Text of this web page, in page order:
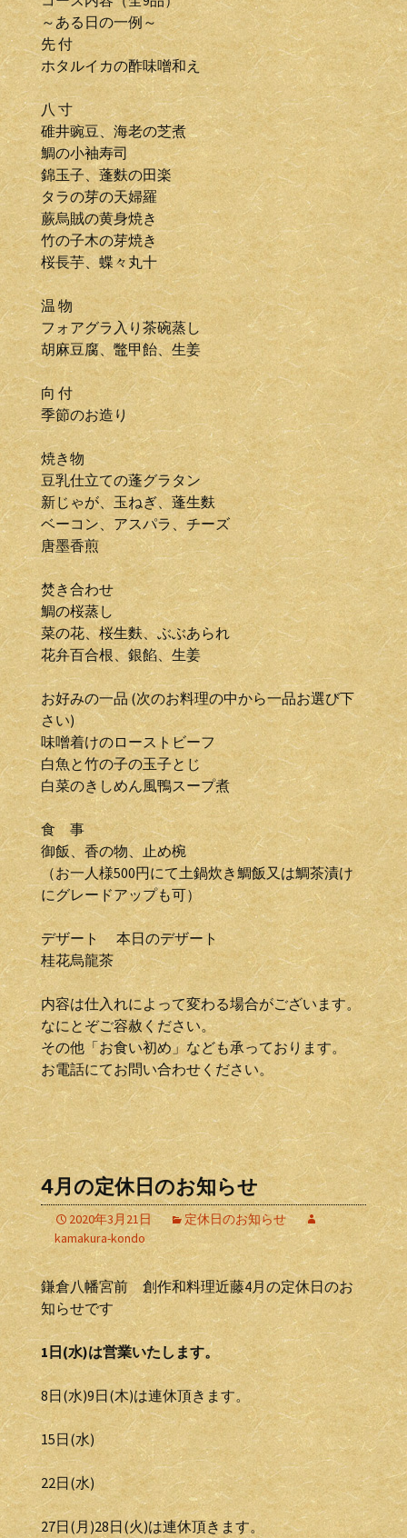
～ある日の一例～
先 付
ホタルイカの酢味噌和え
八 寸
碓井豌豆、海老の芝煮
鯛の小袖寿司
錦玉子、蓬麩の田楽
タラの芽の天婦羅
蕨烏賊の黄身焼き
竹の子木の芽焼き
桜長芋、蝶々丸十
温 物
フォアグラ入り茶碗蒸し
胡麻豆腐、鼈甲飴、生姜
向 付
季節のお造り
焼き物
豆乳仕立ての蓬グラタン
新じゃが、玉ねぎ、蓬生麩
ベーコン、アスパラ、チーズ
唐墨香煎
焚き合わせ
鯛の桜蒸し
菜の花、桜生麩、ぶぶあられ
花弁百合根、銀餡、生姜
お好みの一品 (次のお料理の中から一品お選び下
さい)
味噌着けのローストビーフ
白魚と竹の子の玉子とじ
白菜のきしめん風鴨スープ煮
食 事
御飯、香の物、止め椀
（お一人様500円にて土鍋炊き鯛飯又は鯛茶漬け
にグレードアップも可）
デザート 本日のデザート
桂花烏龍茶
内容は仕入れによって変わる場合がございます。
なにとぞご容赦ください。
その他「お食い初め」なども承っております。
お電話にてお問い合わせください。
4月の定休日のお知らせ
2020年3月21日
定休日のお知らせ
kamakura-kondo
鎌倉八幡宮前 創作和料理近藤4月の定休日のお
知らせです
1日(水)は営業いたします。
8日(水)9日(木)は連休頂きます。
15日(水)
22日(水)
27日(月)28日(火)は連休頂きます。